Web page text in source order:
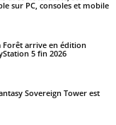
sur PC, consoles et mobile
Forêt arrive en édition
5 fin 2026
Sovereign Tower est